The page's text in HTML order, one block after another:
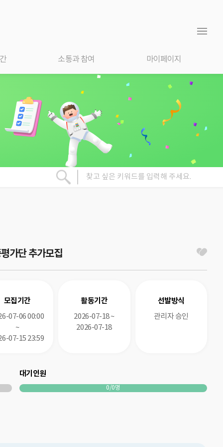
소통과 참여 마이페이지
가단 추가모집
모집기간
07-06 00:00
~
07-15 23:59
활동기간
2026-07-18 ~
2026-07-18
선발방식
관리자 승인
대기인원
0/0명